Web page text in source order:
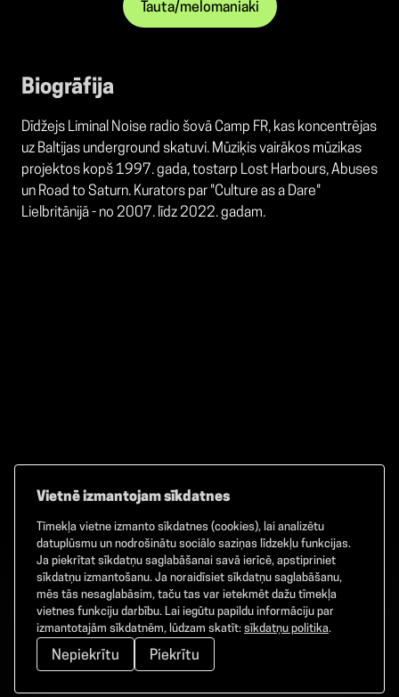
Tauta/melomaniaki
Biogrāfija
Dīdžejs Liminal Noise radio šovā Camp FR, kas koncentrējas
uz Baltijas underground skatuvi. Mūziķis vairākos mūzikas
projektos kopš 1997. gada, tostarp Lost Harbours, Abuses
un Road to Saturn. Kurators par "Culture as a Dare"
Lielbritānijā - no 2007. līdz 2022. gadam.
Facebook TikTok Instagram
©2026GAMMA. Visas tiesības aizsargātas.
Vietnē izmantojam sīkdatnes
Tīmekļa vietne izmanto sīkdatnes (cookies), lai analizētu
datuplūsmu un nodrošinātu sociālo saziņas līdzekļu funkcijas.
Ja piekrītat sīkdatņu saglabāšanai savā ierīcē, apstipriniet
sīkdatņu izmantošanu. Ja noraidīsiet sīkdatņu saglabāšanu,
mēs tās nesaglabāsim, taču tas var ietekmēt dažu tīmekļa
vietnes funkciju darbību. Lai iegūtu papildu informāciju par
izmantotajām sīkdatnēm, lūdzam skatīt: sīkdatņu politika.
Nepiekrītu Piekrītu